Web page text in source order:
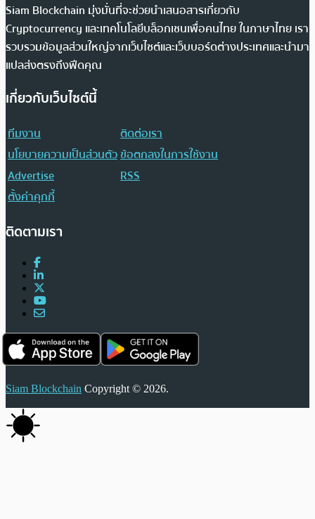
Siam Blockchain มุ่งมั่นที่จะช่วยนำเสนอสารเกี่ยวกับ
Cryptocurrency และเทคโนโลยีบล็อกเชนเพื่อคนไทย ในภาษาไทย เรา
รวบรวมข้อมูลส่วนใหญ่จากเว็บไซต์และเว็บบอร์ดต่างประเทศและนำมา
แปลส่งตรงถึงฟีดคุณ
เกี่ยวกับเว็บไซต์นี้
ทีมงาน
ติดต่อเรา
นโยบายความเป็นส่วนตัวข้อตกลงในการใช้งาน
Advertise
RSS
ตั้งค่าคุกกี้
ติดตามเรา
Siam Blockchain Copyright © 2026.